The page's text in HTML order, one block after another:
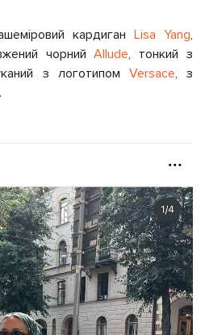
кардиган Lisa Yang,
чорнийAllude, тонкий з
з логотипом Versace, з
.